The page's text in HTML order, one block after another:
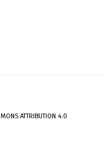
ATTRIBUTION 4.0